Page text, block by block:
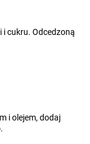
i cukru. Odcedzoną
i olejem, dodaj